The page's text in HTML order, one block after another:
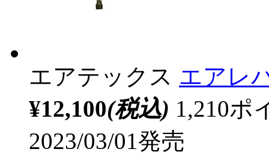
エアテックス エアレ
¥12,100(税込) 1,210ポ
2023/03/01発売